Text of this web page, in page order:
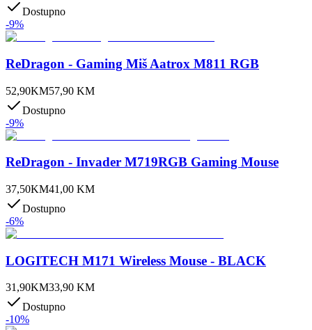
Dostupno
-9%
ReDragon - Gaming Miš Aatrox M811 RGB
52,90KM57,90 KM
Dostupno
-9%
ReDragon - Invader M719RGB Gaming Mouse
37,50KM41,00 KM
Dostupno
-6%
LOGITECH M171 Wireless Mouse - BLACK
31,90KM33,90 KM
Dostupno
-10%